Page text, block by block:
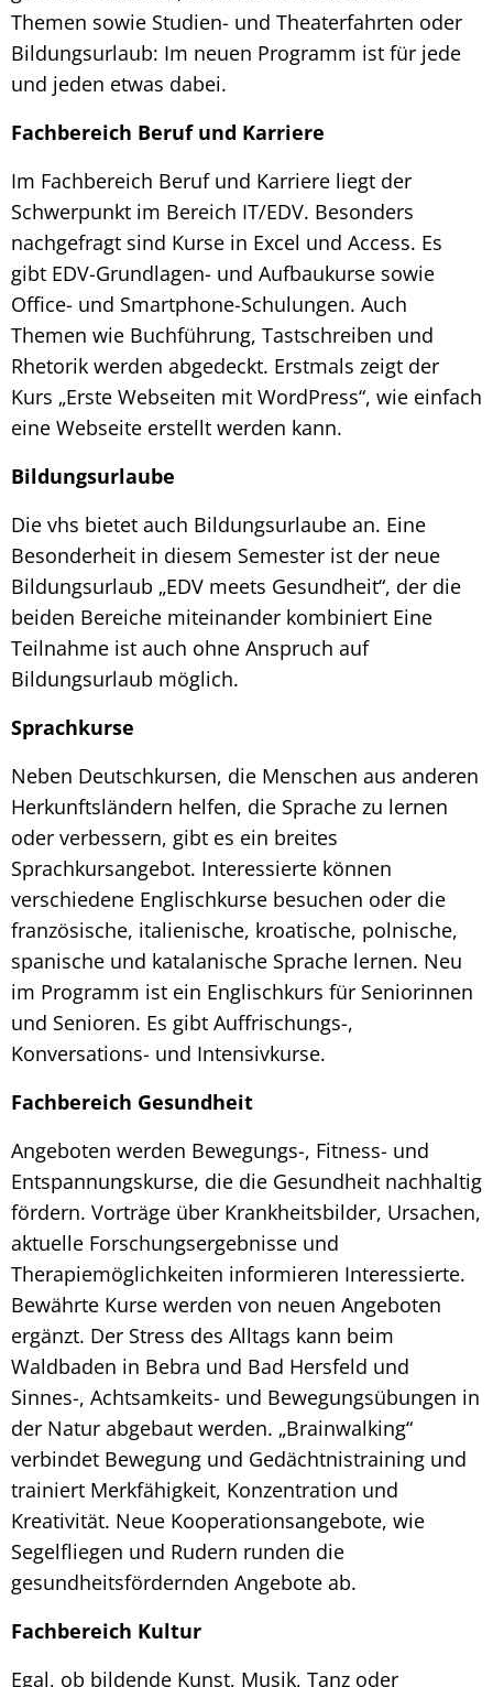
Themen sowie Studien- und Theaterfahrten oder
Bildungsurlaub: Im neuen Programm ist für jede
und jeden etwas dabei.
Fachbereich Beruf und Karriere
Im Fachbereich Beruf und Karriere liegt der
Schwerpunkt im Bereich IT/EDV. Besonders
nachgefragt sind Kurse in Excel und Access. Es
gibt EDV-Grundlagen- und Aufbaukurse sowie
Office- und Smartphone-Schulungen. Auch
Themen wie Buchführung, Tastschreiben und
Rhetorik werden abgedeckt. Erstmals zeigt der
Kurs „Erste Webseiten mit WordPress“, wie einfach
eine Webseite erstellt werden kann.
Bildungsurlaube
Die vhs bietet auch Bildungsurlaube an. Eine
Besonderheit in diesem Semester ist der neue
Bildungsurlaub „EDV meets Gesundheit“, der die
beiden Bereiche miteinander kombiniert Eine
Teilnahme ist auch ohne Anspruch auf
Bildungsurlaub möglich.
Sprachkurse
Neben Deutschkursen, die Menschen aus anderen
Herkunftsländern helfen, die Sprache zu lernen
oder verbessern, gibt es ein breites
Sprachkursangebot. Interessierte können
verschiedene Englischkurse besuchen oder die
französische, italienische, kroatische, polnische,
spanische und katalanische Sprache lernen. Neu
im Programm ist ein Englischkurs für Seniorinnen
und Senioren. Es gibt Auffrischungs-,
Konversations- und Intensivkurse.
Fachbereich Gesundheit
Angeboten werden Bewegungs-, Fitness- und
Entspannungskurse, die die Gesundheit nachhaltig
fördern. Vorträge über Krankheitsbilder, Ursachen,
aktuelle Forschungsergebnisse und
Therapiemöglichkeiten informieren Interessierte.
Bewährte Kurse werden von neuen Angeboten
ergänzt. Der Stress des Alltags kann beim
Waldbaden in Bebra und Bad Hersfeld und
Sinnes-, Achtsamkeits- und Bewegungsübungen in
der Natur abgebaut werden. „Brainwalking“
verbindet Bewegung und Gedächtnistraining und
trainiert Merkfähigkeit, Konzentration und
Kreativität. Neue Kooperationsangebote, wie
Segelfliegen und Rudern runden die
gesundheitsfördernden Angebote ab.
Fachbereich Kultur
Egal, ob bildende Kunst, Musik, Tanz oder